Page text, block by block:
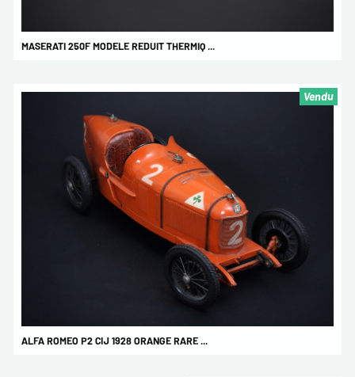
MASERATI 250F MODELE REDUIT THERMIQ ...
ALFA ROMEO P2 CIJ 1928 ORANGE RARE ...
Vendu